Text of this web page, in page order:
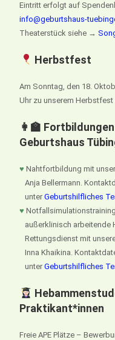
Eintritt erfolgt auf
info@geburtshaus-
Theaterstück siehe →
Herbstfest
Am Sonntag, den 18.
Uhr zu unserem
👩‍🏫
Geburtshaus
♥ Nahtfortbildung mit
Anja Bellermann.
unterGeburtshilfliches
♥
außerklinisch arbeitende
Rettungsdienst mit
Inna Khaikina.
unterGeburtshilfliches
Praktikant*innen
Freie APE Plätze –